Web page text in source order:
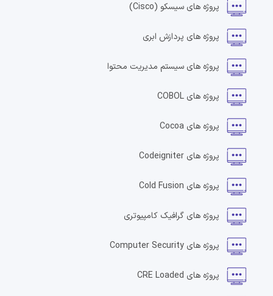
پروژه های سیسکو (Cisco)
پروژه های پردازش ابری
پروژه های سیستم مدیریت محتوا
پروژه های COBOL
پروژه های Cocoa
پروژه های Codeigniter
پروژه های Cold Fusion
پروژه های گرافیک کامپیوتری
پروژه های Computer Security
پروژه های CRE Loaded